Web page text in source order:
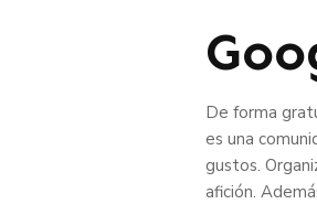
De forma
es una
gustos.
afición.